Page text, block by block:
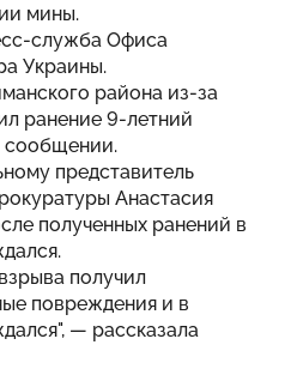
мины.
служба Офиса
Украины.
района из-за
ранение 9-летний
сообщении.
представитель
Анастасия
полученных ранений в
получил
повреждения и в
— рассказала